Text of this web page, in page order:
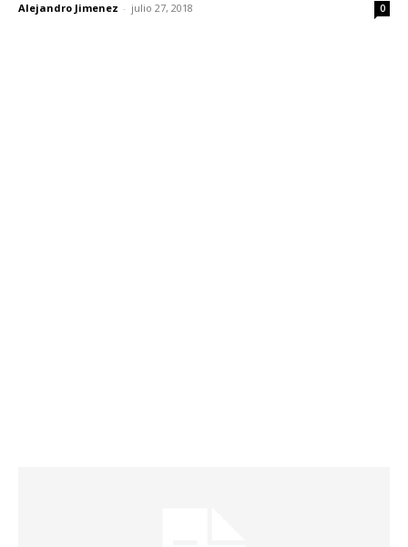
Alejandro Jimenez - julio 27, 2018 0